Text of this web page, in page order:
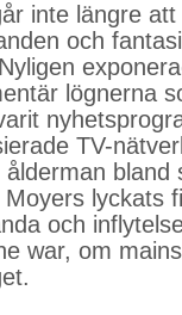
inte längre
och
lögnerna
TV-
bland
lyckats
och
war, om